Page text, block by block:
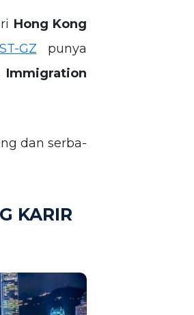
Hong Kong
GZ punya
Immigration
dan serba-
KARIR